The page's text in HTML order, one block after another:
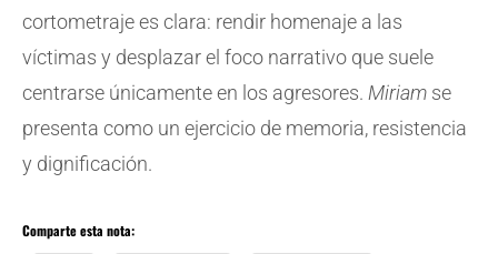
cortometraje es clara: rendir homenaje a las
víctimas y desplazar el foco narrativo que suele
centrarse únicamente en los agresores. Miriam se
presenta como un ejercicio de memoria, resistencia
y dignificación.
Comparte esta nota: